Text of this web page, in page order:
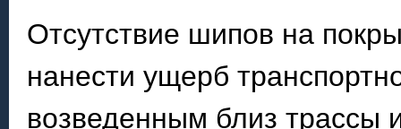
Отсутствие шипов на
нанести ущерб
возведенным близ трассы